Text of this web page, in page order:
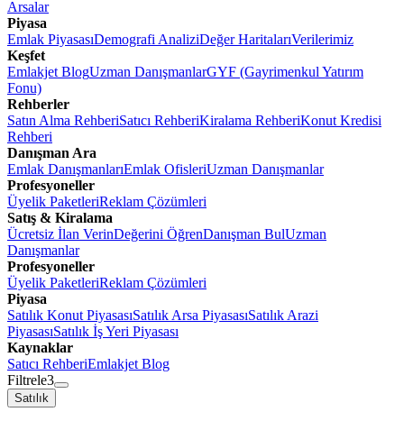
Arsalar
Piyasa
Emlak PiyasasıDemografi AnaliziDeğer HaritalarıVerilerimiz
Keşfet
Emlakjet BlogUzman DanışmanlarGYF (Gayrimenkul Yatırım
Fonu)
Rehberler
Satın Alma RehberiSatıcı RehberiKiralama RehberiKonut Kredisi
Rehberi
Danışman Ara
Emlak DanışmanlarıEmlak OfisleriUzman Danışmanlar
Profesyoneller
Üyelik PaketleriReklam Çözümleri
Satış & Kiralama
Ücretsiz İlan VerinDeğerini ÖğrenDanışman BulUzman
Danışmanlar
Profesyoneller
Üyelik PaketleriReklam Çözümleri
Piyasa
Satılık Konut PiyasasıSatılık Arsa PiyasasıSatılık Arazi
PiyasasıSatılık İş Yeri Piyasası
Kaynaklar
Satıcı RehberiEmlakjet Blog
Filtrele3
Satılık